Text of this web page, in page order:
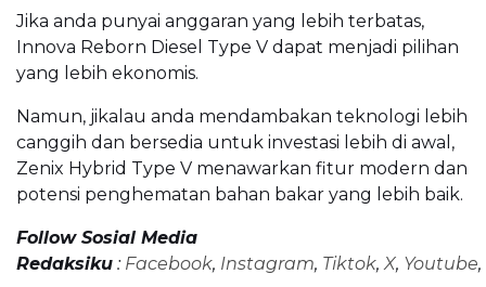
Jika anda punyai anggaran yang lebih terbatas,
Innova Reborn Diesel Type V dapat menjadi pilihan
yang lebih ekonomis.
Namun, jikalau anda mendambakan teknologi lebih
canggih dan bersedia untuk investasi lebih di awal,
Zenix Hybrid Type V menawarkan fitur modern dan
potensi penghematan bahan bakar yang lebih baik.
Follow Sosial Media
Redaksiku : Facebook, Instagram, Tiktok,X, Youtube,